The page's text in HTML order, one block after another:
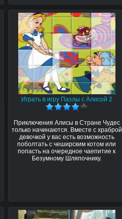
Играть в игру Пазлы с Алисой 2
Приключения Алисы в Стране Чудес
только начинаются. Вместе с храброй
девочкой у вас есть возможность
поболтать с чеширским котом или
попасть на очередное чаепитие к
Безумному Шляпочнику.